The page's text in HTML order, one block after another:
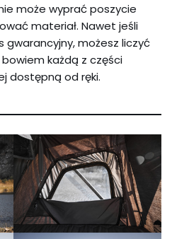
może wyprać poszycie
materiał. Nawet jeśli
gwarancyjny, możesz liczyć
każdą z części
dostępną od ręki.